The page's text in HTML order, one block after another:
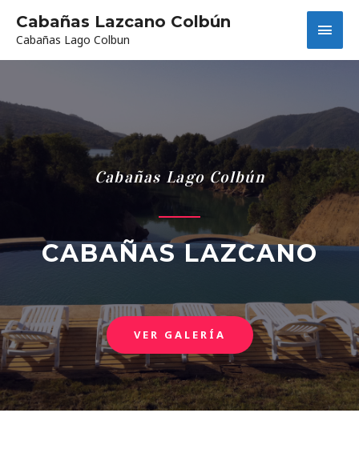
Cabañas Lazcano Colbún
Cabañas Lago Colbun
Cabañas Lago Colbún
CABAÑAS LAZCANO
VER GALERÍA